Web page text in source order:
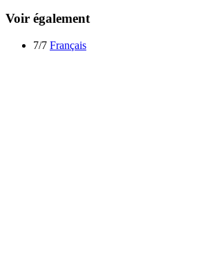
Voir également
7/7 Français